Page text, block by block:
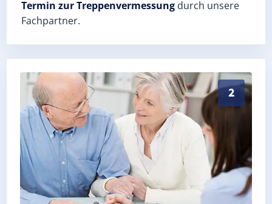
Termin zur Treppenvermessung durch unsere
Fachpartner.
2
Exaktes Aufmaß in Pottiga (Saale-Orla-Kreis) –